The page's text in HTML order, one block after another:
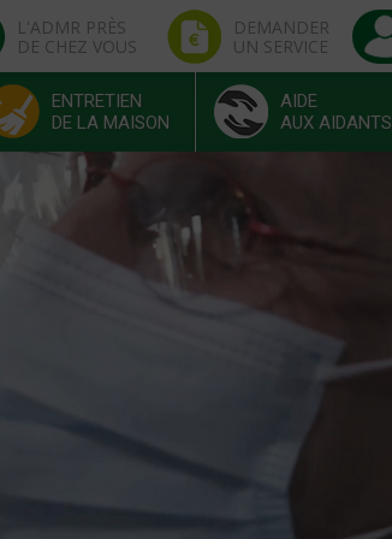
L'ADMR PRÈS
DE CHEZ VOUS
DEMANDER
UN SERVICE
ENTRETIEN
DE LA MAISON
AIDE
AUX AIDANTS